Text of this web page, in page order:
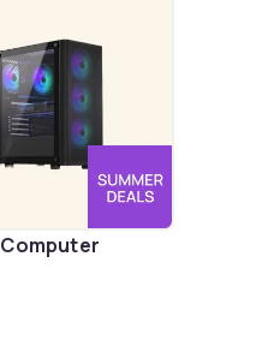
Computer